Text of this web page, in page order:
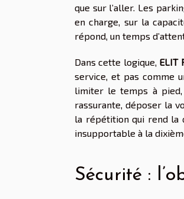
que sur l’aller. Les
en charge, sur la
répond, un temps
Dans cette logique, ELIT
service, et pas comme
limiter le temps à
rassurante, déposer la
la répétition qui rend la
insupportable à la
Sécurité :